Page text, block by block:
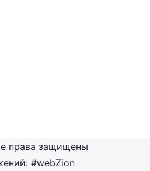
права защищены
#webZion